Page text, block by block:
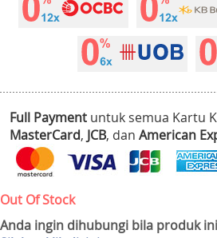
Full Payment untuk semua Kartu
MasterCard, JCB, dan American
Out Of Stock
Anda ingin dihubungi bila produk